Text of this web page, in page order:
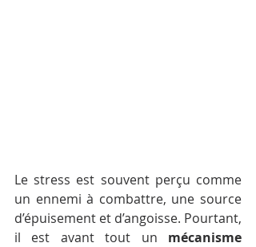
Le stress est souvent perçu comme
un ennemi à combattre, une source
d’épuisement et d’angoisse. Pourtant,
il est avant tout un mécanisme